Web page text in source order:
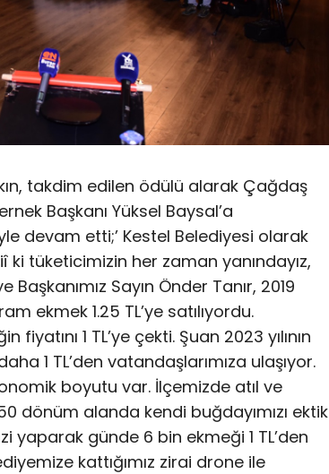
takdim edilen ödülü alarak Çağdaş
Başkanı Yüksel Baysal’a
devam etti;’ Kestel Belediyesi olarak
tüketicimizin her zaman yanındayız,
Sayın Önder Tanır, 2019
ekmek 1.25 TL’ye satılıyordu.
1 TL’ye çekti. Şuan 2023 yılının
1 TL’den vatandaşlarımıza ulaşıyor.
boyutu var. İlçemizde atıl ve
dönüm alanda kendi buğdayımızı ektik
yaparak günde 6 bin ekmeği 1 TL’den
kattığımız zirai drone ile